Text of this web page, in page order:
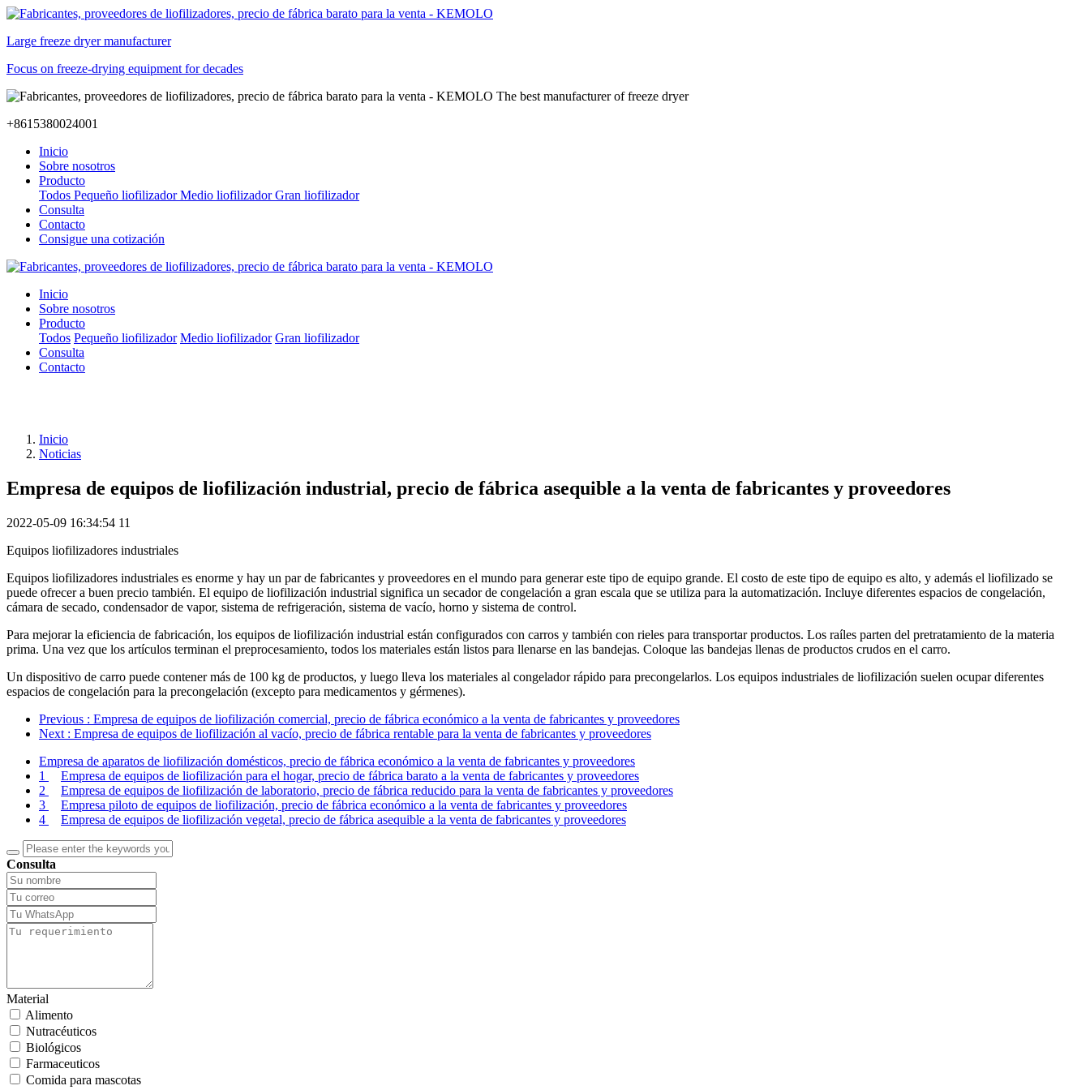
Large freeze dryer manufacturer
Focus on freeze-drying equipment for decades
The best manufacturer of freeze dryer
+8615380024001
Inicio
Sobre nosotros
Producto
Todos Pequeño liofilizador Medio liofilizador Gran liofilizador
Consulta
Contacto
Consigue una cotización
Inicio
Sobre nosotros
Producto
Todos Pequeño liofilizador Medio liofilizador Gran liofilizador
Consulta
Contacto
Inicio
Noticias
Empresa de equipos de liofilización industrial, precio de fábrica asequible a la venta de fabricantes y proveedores
2022-05-09 16:34:54 11
Equipos liofilizadores industriales
Equipos liofilizadores industriales es enorme y hay un par de fabricantes y proveedores en el mundo para generar este tipo de equipo grande. El costo de este tipo de equipo es alto, y además el liofilizado se
puede ofrecer a buen precio también. El equipo de liofilización industrial significa un secador de congelación a gran escala que se utiliza para la automatización. Incluye diferentes espacios de congelación,
cámara de secado, condensador de vapor, sistema de refrigeración, sistema de vacío, horno y sistema de control.
Para mejorar la eficiencia de fabricación, los equipos de liofilización industrial están configurados con carros y también con rieles para transportar productos. Los raíles parten del pretratamiento de la materia
prima. Una vez que los artículos terminan el preprocesamiento, todos los materiales están listos para llenarse en las bandejas. Coloque las bandejas llenas de productos crudos en el carro.
Un dispositivo de carro puede contener más de 100 kg de productos, y luego lleva los materiales al congelador rápido para precongelarlos. Los equipos industriales de liofilización suelen ocupar diferentes
espacios de congelación para la precongelación (excepto para medicamentos y gérmenes).
Previous : Empresa de equipos de liofilización comercial, precio de fábrica económico a la venta de fabricantes y proveedores
Next : Empresa de equipos de liofilización al vacío, precio de fábrica rentable para la venta de fabricantes y proveedores
Empresa de aparatos de liofilización domésticos, precio de fábrica económico a la venta de fabricantes y proveedores
1
Empresa de equipos de liofilización para el hogar, precio de fábrica barato a la venta de fabricantes y proveedores
2
Empresa de equipos de liofilización de laboratorio, precio de fábrica reducido para la venta de fabricantes y proveedores
3
Empresa piloto de equipos de liofilización, precio de fábrica económico a la venta de fabricantes y proveedores
4
Empresa de equipos de liofilización vegetal, precio de fábrica asequible a la venta de fabricantes y proveedores
Consulta
Material
Alimento
Nutracéuticos
Biológicos
Farmaceuticos
Comida para mascotas